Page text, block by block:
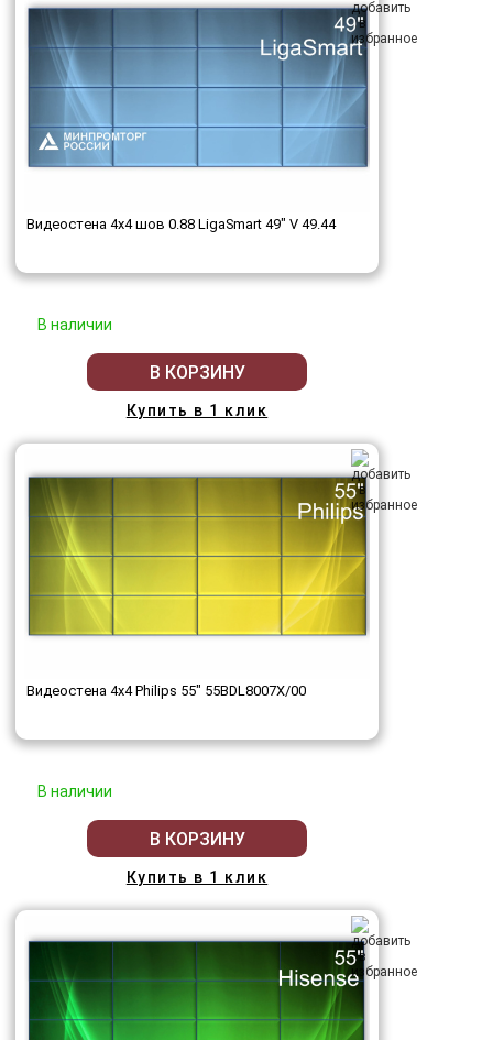
Видеостена 4x4 шов 0.88 LigaSmart 49" V 49.44
В наличии
В КОРЗИНУ
Купить в 1 клик
Видеостена 4x4 Philips 55" 55BDL8007X/00
В наличии
В КОРЗИНУ
Купить в 1 клик